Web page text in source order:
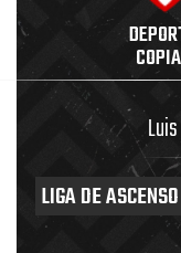
LIGA DE